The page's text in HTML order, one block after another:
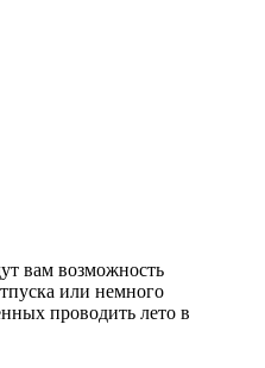
вам возможность
или немного
проводить лето в